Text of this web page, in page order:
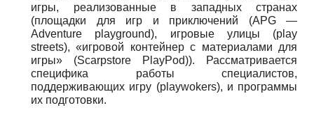
игры, реализованные в западных странах
(площадки для игр и приключений (APG
—
Adventure
playground), игровые улицы (play
streets),«игровой контейнерc материалами для
игры» (Scarpstore PlayPod)).
Рассматривается
специфика работы специалистов,
поддерживающих игру (playwokers), и программы
их подготовки.